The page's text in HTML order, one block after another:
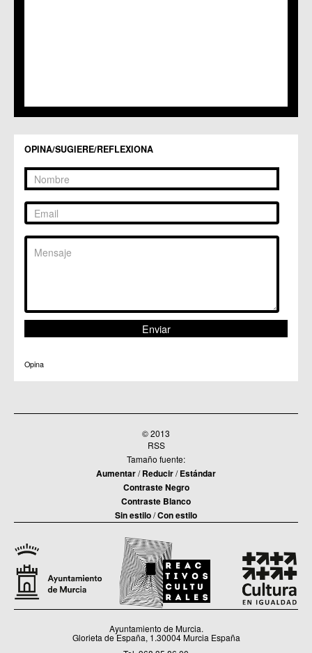
OPINA/SUGIERE/REFLEXIONA
Opina
© 2013
RSS
Tamaño fuente:
Aumentar/Reducir/Estándar
Contraste Negro
Contraste Blanco
Sin estilo/Con estilo
Ayuntamiento de Murcia.
Glorieta de España, 1.30004 Murcia España